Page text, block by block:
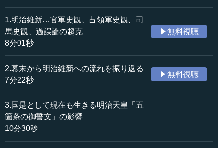
たな史観のこころみ」＜後編＞より、全22話中第18話）
収録日：2018年11月13日
追加日：2019年5月4日
カテゴリー：
歴史・民族
≪全文≫
●咸臨丸から遣欧使節団に参加する幕僚時代
した人物が一人います。それが、皆さんもよく知っておら
れる福沢諭吉です。
福沢は緒方洪庵の適塾で蘭学を学び、江戸で英語を学ぶ
1.明治維新…官軍史観、占領軍史観、司
馬史観、過誤論の超克
8分01秒
▶無料視聴
2.幕末から明治維新への流れを振り返る
7分22秒
▶無料視聴
3.国是として現在も生きる明治天皇「五
箇条の御誓文」の影響
10分30秒